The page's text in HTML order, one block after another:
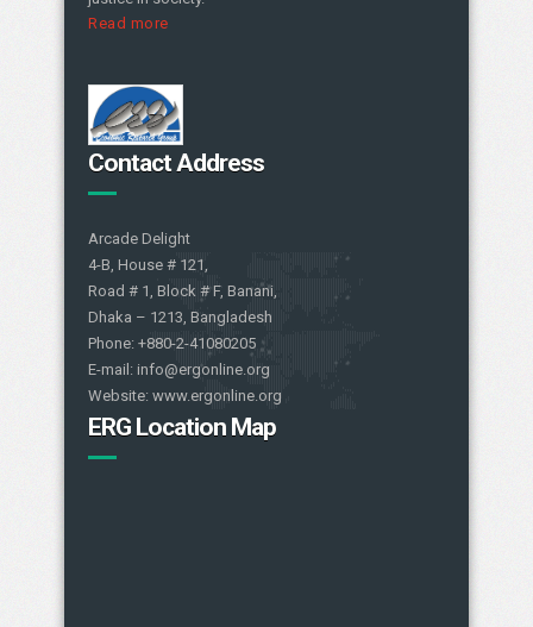
Read more
Contact Address
Arcade Delight
4-B, House # 121,
Road # 1, Block # F, Banani,
Dhaka – 1213, Bangladesh
Phone: +880-2-41080205
E-mail: info@ergonline.org
Website: www.ergonline.org
ERG Location Map